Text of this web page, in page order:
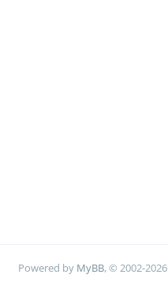
Powered by MyBB, © 2002-2026